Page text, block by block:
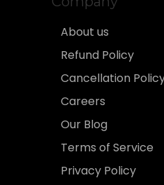
About us
Refund Policy
Cancellation
Careers
Our Blog
Terms of Service
Privacy Policy